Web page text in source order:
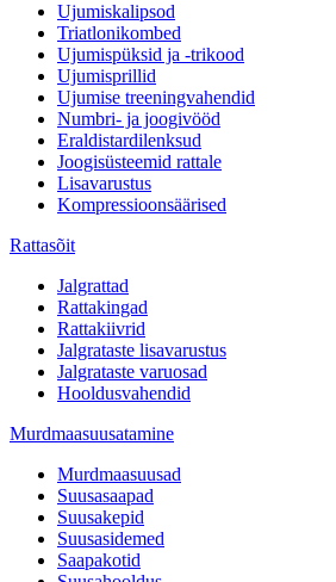
Ujumiskalipsod
Triatlonikombed
Ujumispüksid ja -trikood
Ujumisprillid
Ujumise treeningvahendid
Numbri- ja joogivööd
Eraldistardilenksud
Joogisüsteemid rattale
Lisavarustus
Kompressioonsäärised
Rattasõit
Jalgrattad
Rattakingad
Rattakiivrid
Jalgrataste lisavarustus
Jalgrataste varuosad
Hooldusvahendid
Murdmaasuusatamine
Murdmaasuusad
Suusasaapad
Suusakepid
Suusasidemed
Saapakotid